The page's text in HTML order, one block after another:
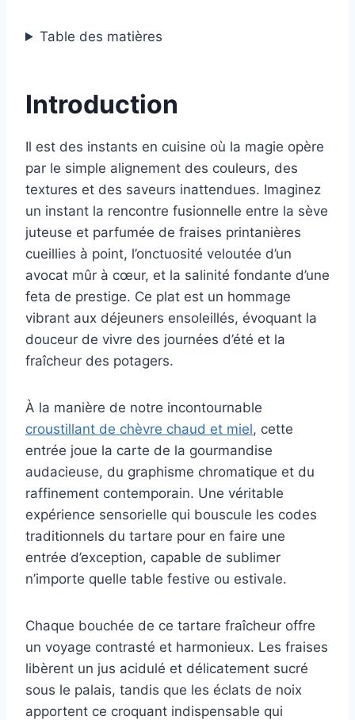
Table des matières
Introduction
Il est des instants en cuisine où la magie opère
par le simple alignement des couleurs, des
textures et des saveurs inattendues. Imaginez
un instant la rencontre fusionnelle entre la sève
juteuse et parfumée de fraises printanières
cueillies à point, l’onctuosité veloutée d’un
avocat mûr à cœur, et la salinité fondante d’une
feta de prestige. Ce plat est un hommage
vibrant aux déjeuners ensoleillés, évoquant la
douceur de vivre des journées d’été et la
fraîcheur des potagers.
À la manière de notre incontournable
croustillant de chèvre chaud et miel, cette
entrée joue la carte de la gourmandise
audacieuse, du graphisme chromatique et du
raffinement contemporain. Une véritable
expérience sensorielle qui bouscule les codes
traditionnels du tartare pour en faire une
entrée d’exception, capable de sublimer
n’importe quelle table festive ou estivale.
Chaque bouchée de ce tartare fraîcheur offre
un voyage contrasté et harmonieux. Les fraises
libèrent un jus acidulé et délicatement sucré
sous le palais, tandis que les éclats de noix
apportent ce croquant indispensable qui